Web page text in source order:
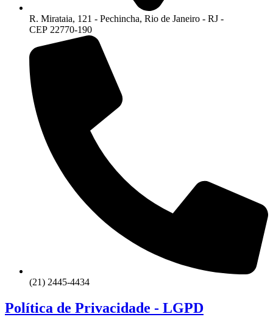
R. Mirataia, 121 - Pechincha, Rio de Janeiro - RJ -
CEP 22770-190
(21) 2445-4434
Política de Privacidade - LGPD